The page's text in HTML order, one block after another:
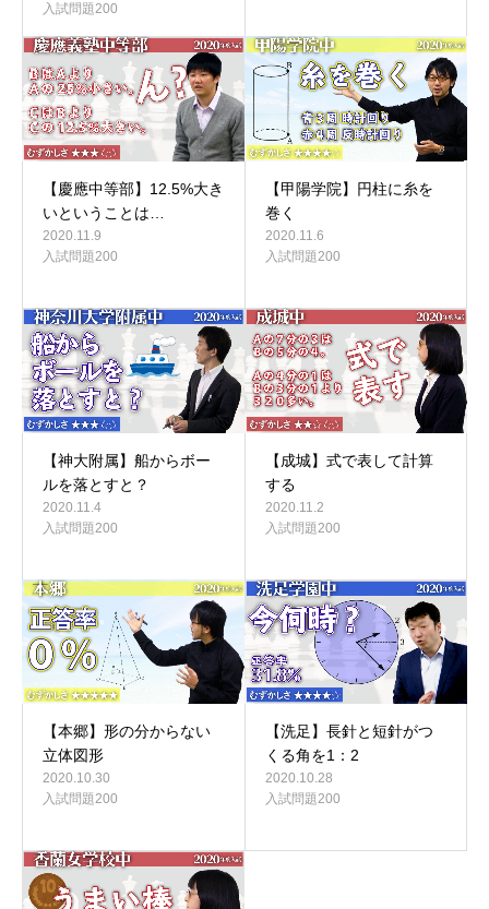
入試問題200
【慶應中等部】12.5%大き
いということは…
2020.11.9
入試問題200
【甲陽学院】円柱に糸を
巻く
2020.11.6
入試問題200
【神大附属】船からボー
ルを落とすと？
2020.11.4
入試問題200
【成城】式で表して計算
する
2020.11.2
入試問題200
【本郷】形の分からない
立体図形
2020.10.30
入試問題200
【洗足】長針と短針がつ
くる角を1：2
2020.10.28
入試問題200